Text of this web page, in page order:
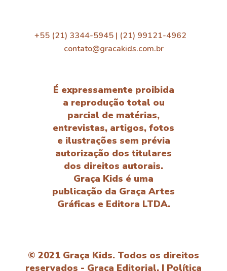
+55 (21) 3344-5945 | (21) 99121-4962
contato@gracakids.com.br
É expressamente proibida
a reprodução total ou
parcial de matérias,
entrevistas, artigos, fotos
e ilustrações sem prévia
autorização dos titulares
dos direitos autorais.
Graça Kids é uma
publicação da Graça Artes
Gráficas e Editora LTDA.
© 2021 Graça Kids. Todos os direitos
reservados - Graça Editorial. | Política